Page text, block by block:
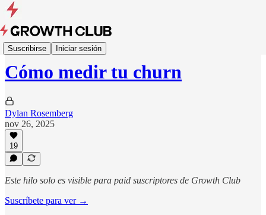
Suscribirse Iniciar sesión
Growth Essays
Cómo medir tu churn
Dylan Rosemberg
nov 26, 2025
19
Este hilo solo es visible para paid suscriptores de Growth Club
Suscríbete para ver →